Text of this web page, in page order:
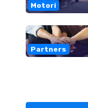
Motori
Partners